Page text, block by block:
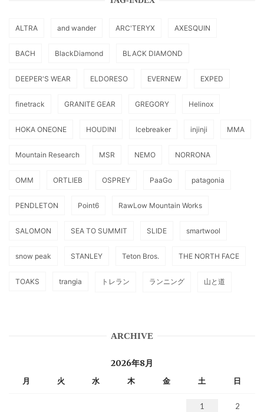
ALTRA and wander ARC'TERYX AXESQUIN
BACH BlackDiamond BLACK DIAMOND
DEEPER'S WEAR ELDORESO EVERNEW EXPED
finetrack GRANITE GEAR GREGORY Helinox
HOKA ONEONE HOUDINI Icebreaker injinji MMA
Mountain Research MSR NEMO NORRONA
OMM ORTLIEB OSPREY PaaGo patagonia
PENDLETON Point6 RawLow Mountain Works
SALOMON SEA TO SUMMIT SLIDE smartwool
snow peak STANLEY Teton Bros. THE NORTH FACE
TOAKS trangia トレラン ランニング 山と道
ARCHIVE
2026年8月
月 火 水 木 金 土 日
1
2